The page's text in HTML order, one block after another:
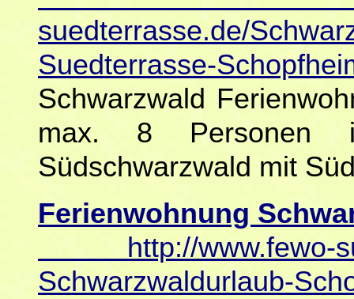
suedterrasse.de/
Suedterrasse-
Schwarzwald
max. 8 Personen
Südschwarzwald mit
Ferienwohnung
http://www.fewo-
Schwarzwaldurlaub-